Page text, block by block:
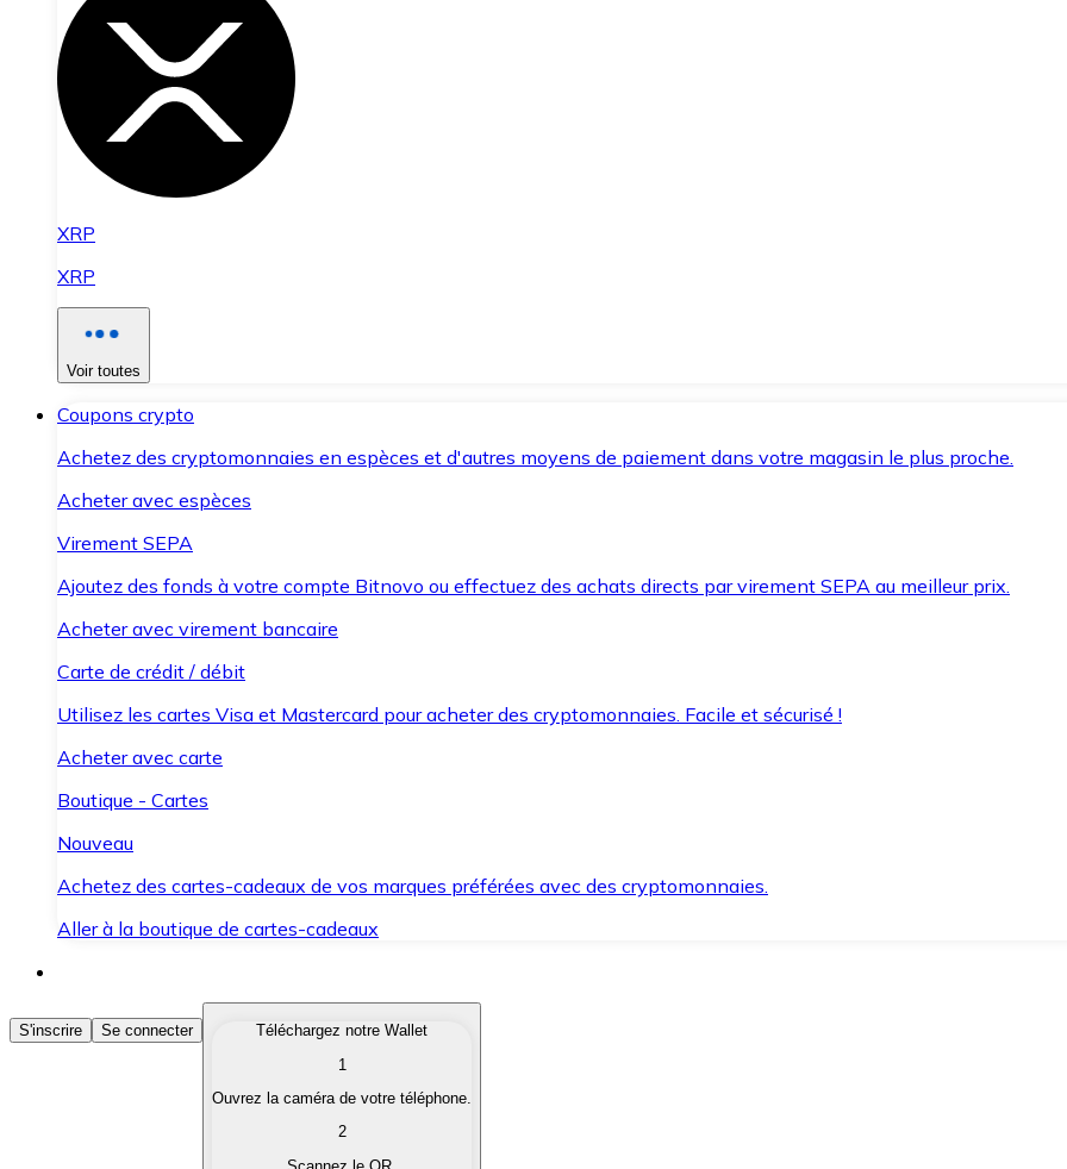
XRP
XRP
Voir toutes
Coupons crypto
Achetez des cryptomonnaies en espèces et d'autres moyens de paiement dans votre magasin le plus proche.
Acheter avec espèces
Virement SEPA
Ajoutez des fonds à votre compte Bitnovo ou effectuez des achats directs par virement SEPA au meilleur prix.
Acheter avec virement bancaire
Carte de crédit / débit
Utilisez les cartes Visa et Mastercard pour acheter des cryptomonnaies. Facile et sécurisé !
Acheter avec carte
Boutique - Cartes
Nouveau
Achetez des cartes-cadeaux de vos marques préférées avec des cryptomonnaies.
Aller à la boutique de cartes-cadeaux
Acheter des Cryptomonnaies
Achetez les cryptomonnaies qui vous intéressent rapidement et en toute sécurité.
Convertissez vos cryptomonnaies en monnaie fiduciaire lorsque vous en avez besoin.
S'inscrire Se connecter
Téléchargez notre Wallet
1
Ouvrez la caméra de votre téléphone.
2